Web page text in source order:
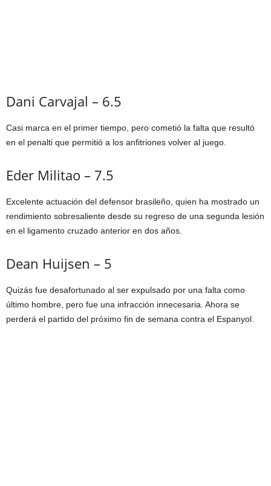
Dani Carvajal – 6.5
Casi marca en el primer tiempo, pero cometió la falta que resultó
en el penalti que permitió a los anfitriones volver al juego.
Eder Militao – 7.5
Excelente actuación del defensor brasileño, quien ha mostrado un
rendimiento sobresaliente desde su regreso de una segunda lesión
en el ligamento cruzado anterior en dos años.
Dean Huijsen – 5
Quizás fue desafortunado al ser expulsado por una falta como
último hombre, pero fue una infracción innecesaria. Ahora se
perderá el partido del próximo fin de semana contra el Espanyol.